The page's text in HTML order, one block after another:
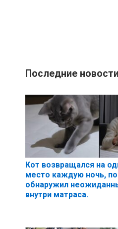
Последние новости
Кот возвращался на
место каждую ночь,
обнаружил
внутри матраса.